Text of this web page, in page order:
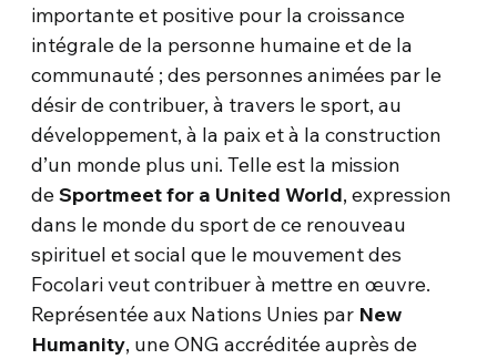
importante et positive pour la croissance
intégrale de la personne humaine et de la
communauté ; des personnes animées par le
désir de contribuer, à travers le sport, au
développement, à la paix et à la construction
d’un monde plus uni. Telle est la mission
deSportmeet for a United World, expression
dans le monde du sport de ce renouveau
spirituel et social que le mouvement des
Focolari veut contribuer à mettre en œuvre.
Représentée aux Nations Unies par New
Humanity, une ONG accréditée auprès de